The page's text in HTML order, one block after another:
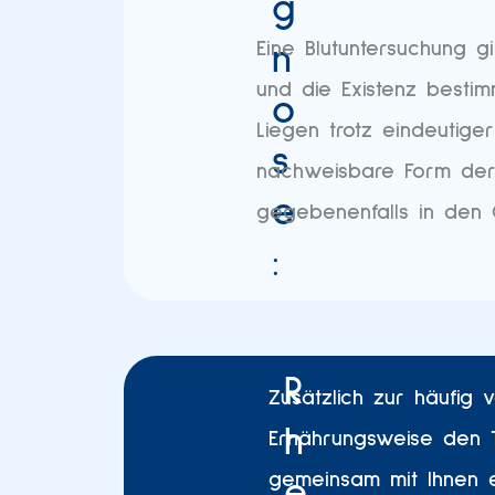
g
n
o
s
e
:
Eine Blutuntersuchung
und die Existenz
Liegen trotz
nachweisbare Form
gegebenenfalls in den
R
h
Zusätzlich zur häufig
Ernährungsweise den
gemeinsam mit Ihnen